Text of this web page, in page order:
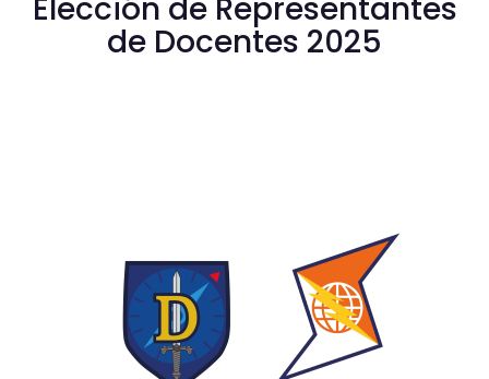
Elección de Representantes
de Docentes 2025